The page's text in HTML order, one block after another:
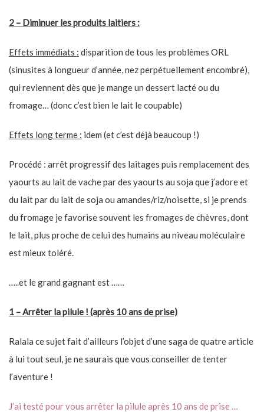
2 – Diminuer les produits laitiers :
Effets immédiats : disparition de tous les problèmes ORL
(sinusites à longueur d’année, nez perpétuellement encombré),
qui reviennent dès que je mange un dessert lacté ou du
fromage… (donc c’est bien le lait le coupable)
Effets long terme : idem (et c’est déjà beaucoup !)
Procédé : arrêt progressif des laitages puis remplacement des
yaourts au lait de vache par des yaourts au soja que j’adore et
du lait par du lait de soja ou amandes/riz/noisette, si je prends
du fromage je favorise souvent les fromages de chèvres, dont
le lait, plus proche de celui des humains au niveau moléculaire
est mieux toléré.
…..et le grand gagnant est ……
1 – Arrêter la pilule ! (après 10 ans de prise)
Ralala ce sujet fait d’ailleurs l’objet d’une saga de quatre article
à lui tout seul, je ne saurais que vous conseiller de tenter
l’aventure !
J’ai testé pour vous arrêter la pilule après 10 ans de prise …